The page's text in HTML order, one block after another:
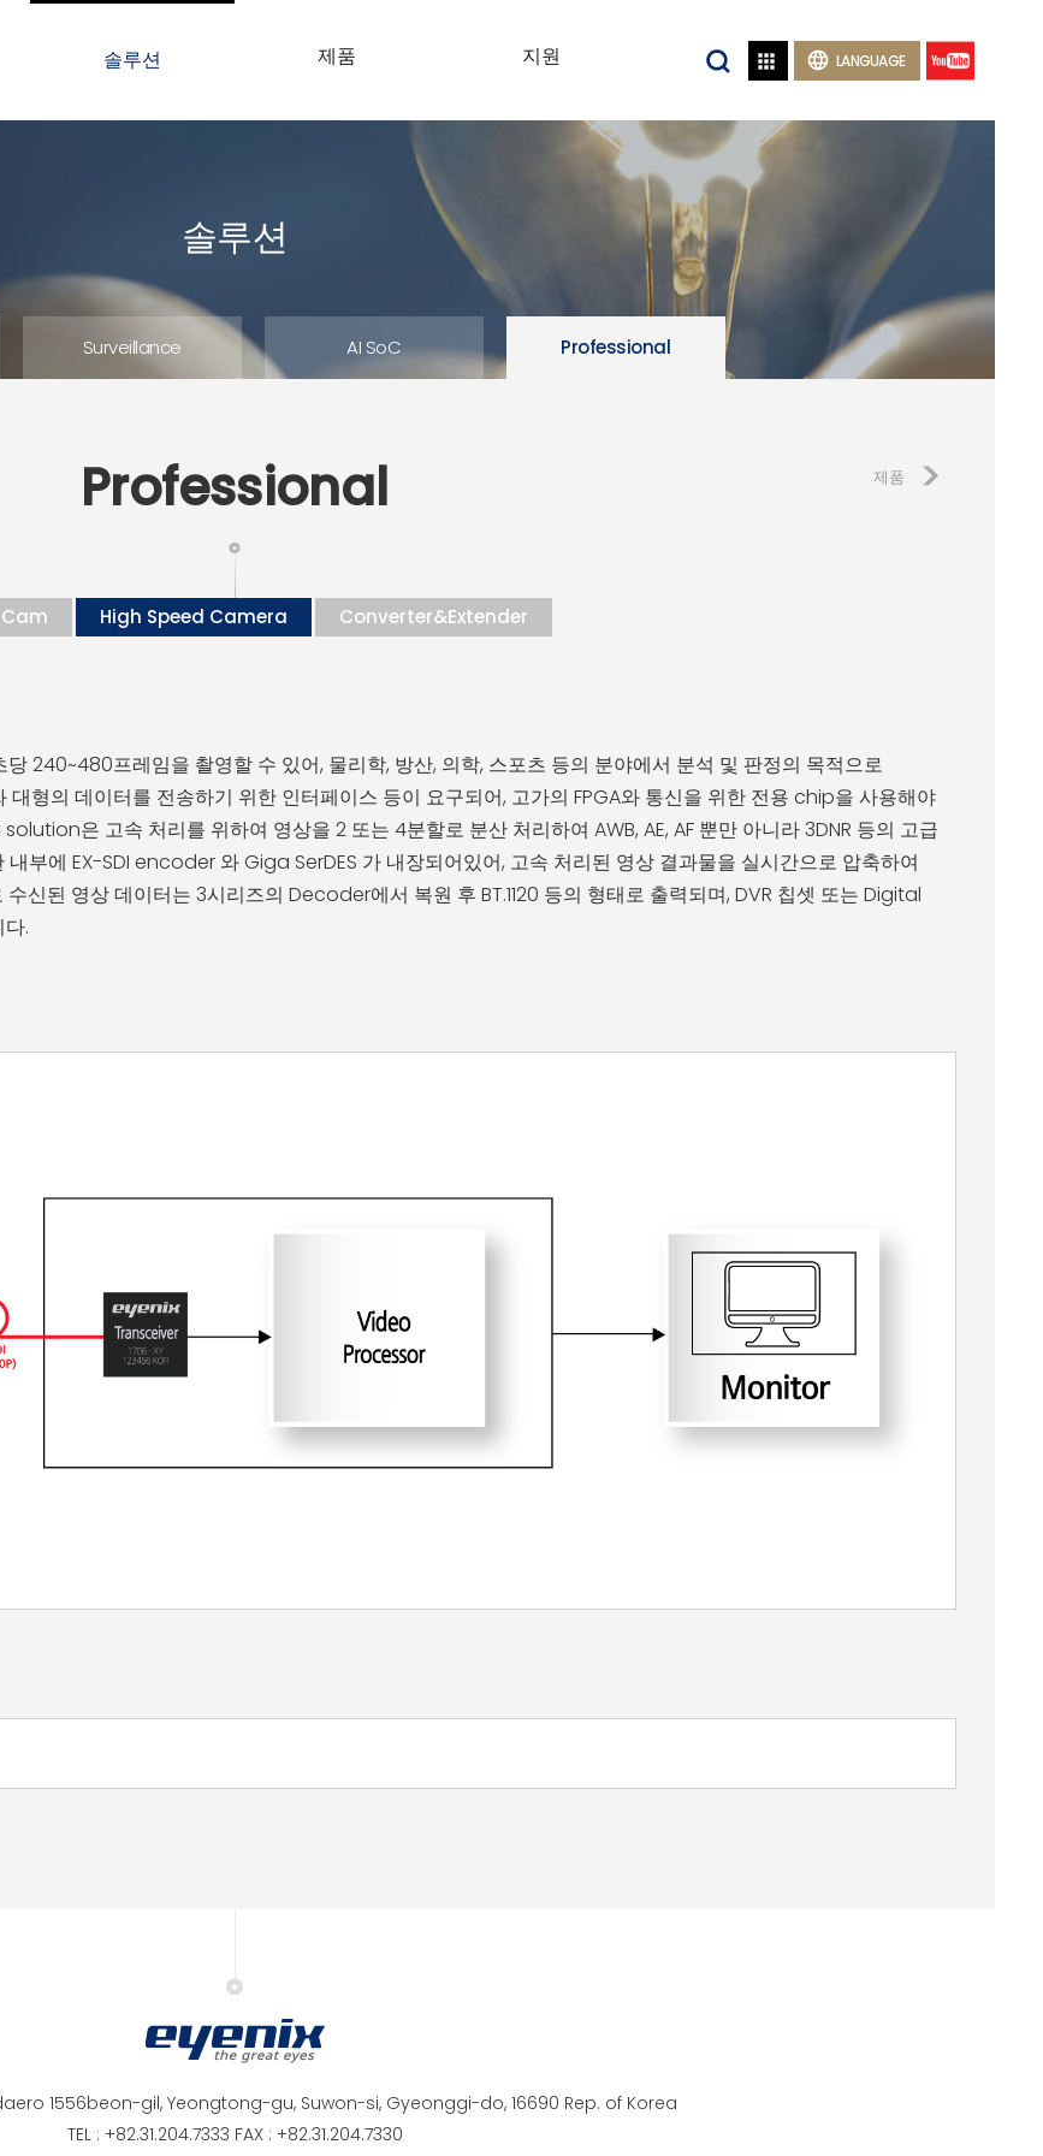
  LANGUAGE
솔루션 제품 지원
솔루션
Surveillance AI SoC Professional
Professional 제품
Cam High Speed Camera Converter&Extender
240~480프레임을 촬영할 수 있어, 물리학, 방산, 의학, 스포츠 등의 분야에서 분석 및 판정의 목적으로
형의 데이터를 전송하기 위한 인터페이스 등이 요구되어, 고가의 FPGA와 통신을 위한 전용 chip을 사용해야
은 고속 처리를 위하여 영상을 2 또는 4분할로 분산 처리하여 AWB, AE, AF 뿐만 아니라 3DNR 등의 고급
부에 EX-SDI encoder 와 Giga SerDES 가 내장되어있어, 고속 처리된 영상 결과물을 실시간으로 압축하여
수신된 영상 데이터는 3시리즈의 Decoder에서 복원 후 BT.1120 등의 형태로 출력되며, DVR 칩셋 또는 Digital
.
1556beon-gil, Yeongtong-gu, Suwon-si, Gyeonggi-do, 16690 Rep. of Korea
TEL : +82.31.204.7333 FAX : +82.31.204.7330